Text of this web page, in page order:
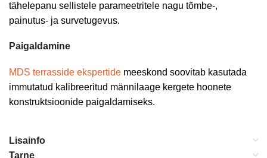
tähelepanu sellistele parameetritele nagu tõmbe-,
painutus- ja survetugevus.
Paigaldamine
MDS terrasside ekspertide meeskond soovitab kasutada
immutatud kalibreeritud männilaage kergete hoonete
konstruktsioonide paigaldamiseks.
Lisainfo
Tarne